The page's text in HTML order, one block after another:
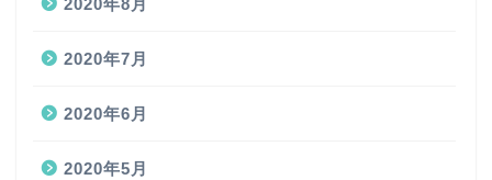
2020年8月
2020年7月
2020年6月
2020年5月